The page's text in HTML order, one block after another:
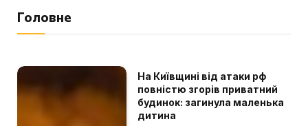
Головне
На Київщині від атаки рф
повністю згорів приватний
будинок: загинула маленька
дитина